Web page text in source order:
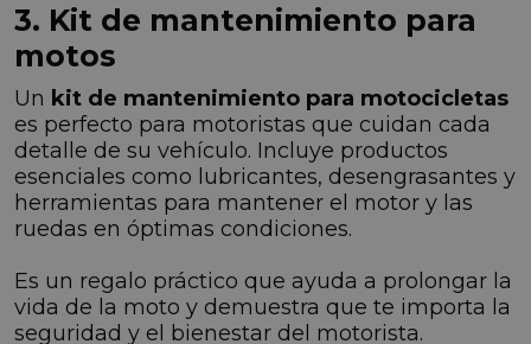
3. Kit de mantenimiento para
motos
Un kit de mantenimiento para motocicletas
es perfecto para motoristas que cuidan cada
detalle de su vehículo. Incluye productos
esenciales como lubricantes, desengrasantes y
herramientas para mantener el motor y las
ruedas en óptimas condiciones.
Es un regalo práctico que ayuda a prolongar la
vida de la moto y demuestra que te importa la
seguridad y el bienestar del motorista.